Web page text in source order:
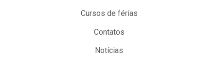
Cursos de férias
Contatos
Notícias